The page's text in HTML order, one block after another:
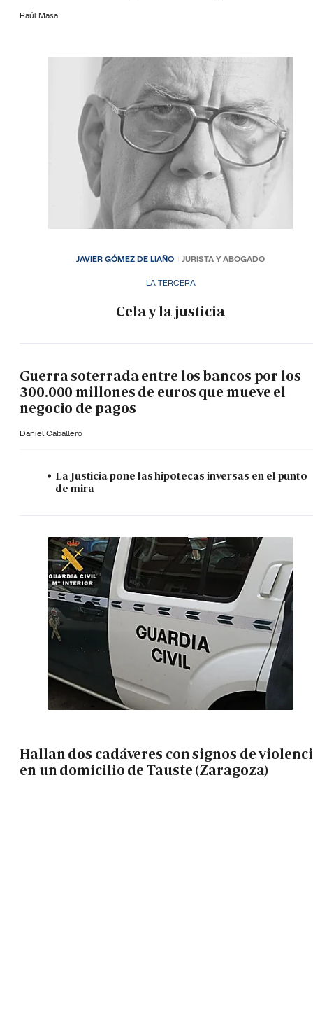
Raúl Masa
LA TERCERA
Cela y la justicia
JAVIER GÓMEZ DE LIAÑO JURISTA Y ABOGADO
Guerra soterrada entre los bancos por los
300.000 millones de euros que mueve el
negocio de pagos
Daniel Caballero
La Justicia pone las hipotecas inversas en el punto
de mira
Hallan dos cadáveres con signos de
en un domicilio de Tauste (Zaragoza)